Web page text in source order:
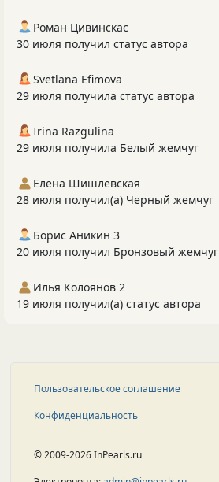
Роман Цивинскас
30 июля получил статус автора
Svetlana Efimova
29 июля получила статус автора
Irina Razgulina
29 июля получила Белый жемчуг
Елена Шишлевская
28 июля получил(а) Черный жемчуг
Борис Аникин 3
20 июля получил Бронзовый жемчуг
Илья Колоянов 2
19 июля получил(а) статус автора
Пользовательское соглашение
Конфиденциальность
© 2009-2026 InPearls.ru